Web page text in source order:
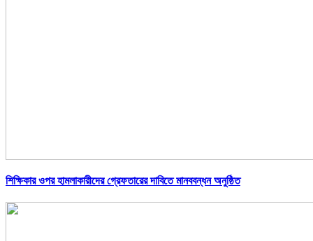
শিক্ষিকার ওপর হামলাকারীদের গ্রেফতারের দাবিতে মানববন্ধন অনুষ্ঠিত